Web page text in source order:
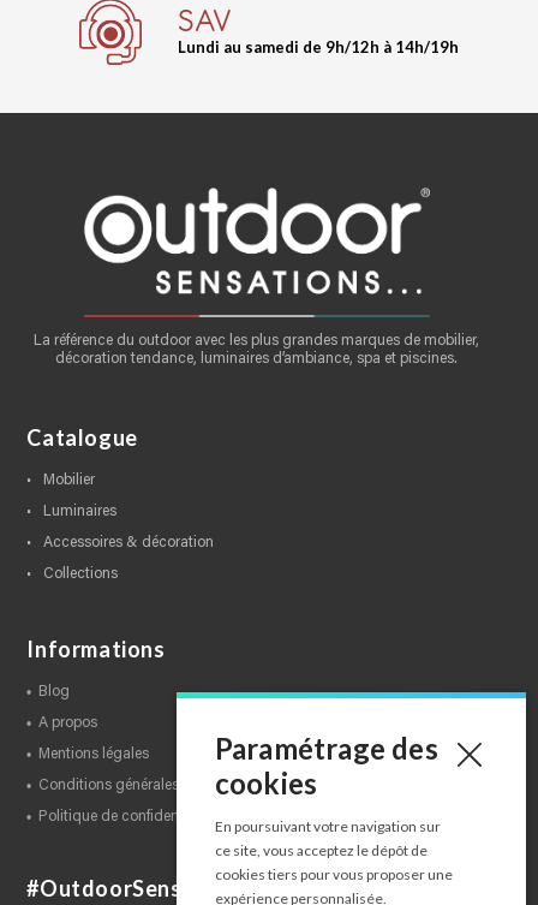
SAV
Lundi au samedi de 9h/12h à 14h/19h
La référence du outdoor avec les plus grandes marques de mobilier,
décoration tendance, luminaires d’ambiance, spa et piscines.
Catalogue
mobilier
luminaires
accessoires & décoration
collections
Informations
blog
a propos
mentions légales
conditions générales de ventes
politique de confidentialité
#OutdoorSensations
Paramétrage des
cookies
En poursuivant votre navigation sur
ce site, vous acceptez le dépôt de
cookies tiers pour vous proposer une
expérience personnalisée.